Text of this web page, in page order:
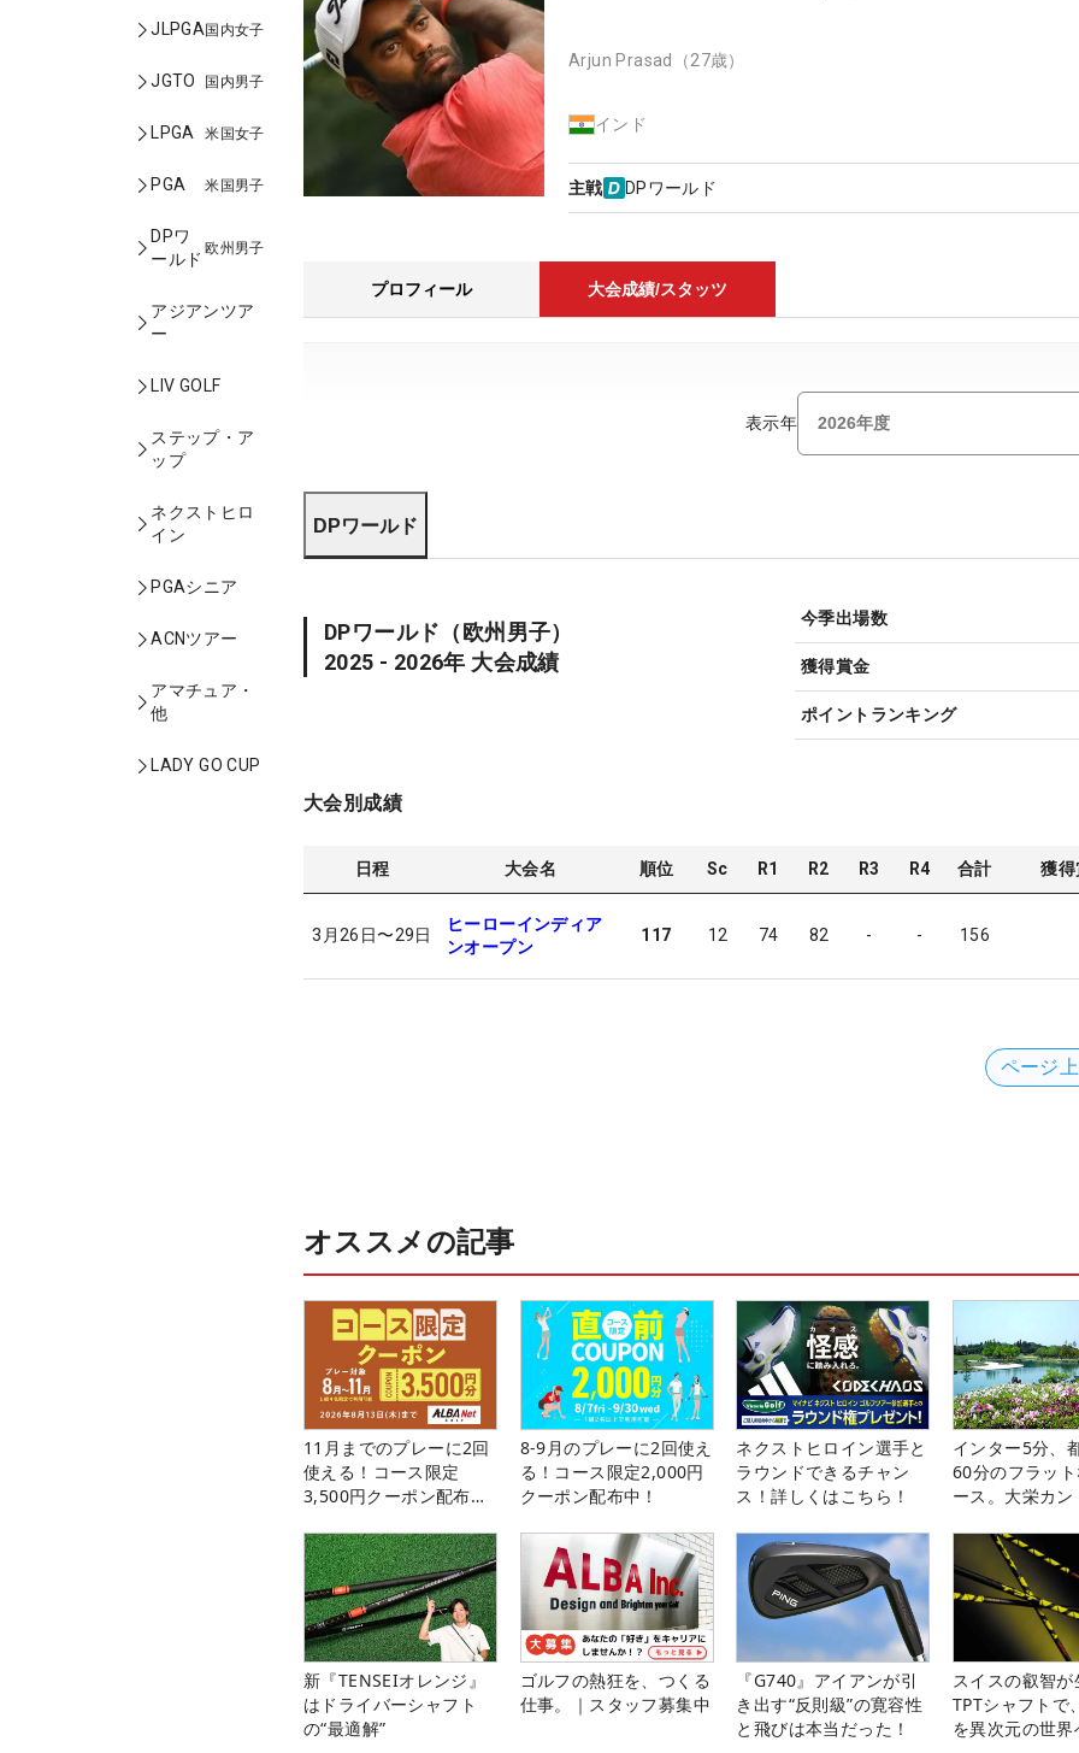
JLPGA国内女子
JGTO 国内男子
LPGA 米国女子
PGA 米国男子
DPワ
ールド
欧州男子
アジアンツア
ー
LIV GOLF
ステップ・ア
ップ
ネクストヒロ
イン
PGAシニア
ACNツアー
アマチュア・
他
LADY GO CUP
Arjun Prasad （27歳）
インド
主戦 DPワールド
プロフィール 大会成績/スタッツ
表示年
DPワールド
DPワールド （欧州男子）
2025 - 2026年 大会成績
今季出場数
獲得賞金
ポイントランキング
大会別成績
日程 大会名 順位 Sc R1 R2 R3 R4 合計 獲得
3月26日〜29日
ヒーローインディア
ンオープン
117 12 74 82 - - 156
ページ
オススメの記事
11月までのプレーに2回
使える！コース限定
3,500円クーポン配布
8-9月のプレーに2回使え
る！コース限定2,000円
クーポン配布中！
ネクストヒロイン選手と
ラウンドできるチャン
ス！詳しくはこちら！
インター5分、
60分のフラッ
ース。大栄カ
新『TENSEIオレンジ』
はドライバーシャフト
の“最適解”
ゴルフの熱狂を、つくる
仕事。｜スタッフ募集中
『G740』アイアンが引
き出す“反則級”の寛容性
と飛びは本当だった！
スイスの叡智
TPTシャフトで
を異次元の世界